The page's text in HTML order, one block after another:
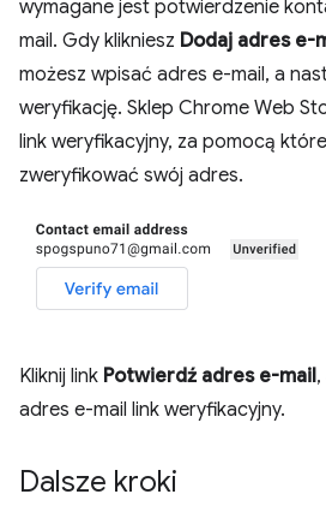
wymagane jest potwierdzenie
mail. Gdy klikniesz Dodaj adres e-
możesz wpisać adres e-mail, a
weryfikację. Sklep Chrome Web
link weryfikacyjny, za pomocą
zweryfikować swój adres.
Kliknij link Potwierdź adres e-mail
adres e-mail link weryfikacyjny.
Dalsze kroki